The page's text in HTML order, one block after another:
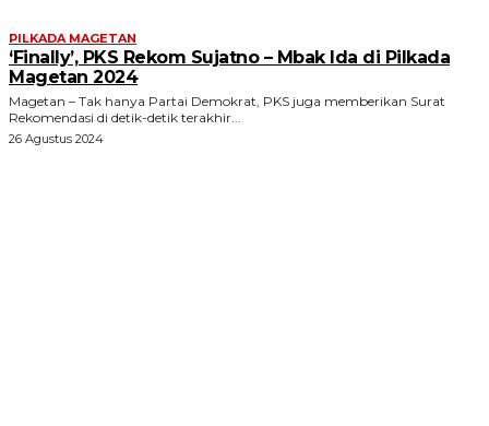
PILKADA MAGETAN
‘Finally’, PKS Rekom Sujatno – Mbak Ida di Pilkada
Magetan 2024
Magetan – Tak hanya Partai Demokrat, PKS juga memberikan Surat
Rekomendasi di detik-detik terakhir...
26 Agustus 2024